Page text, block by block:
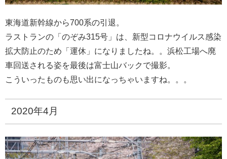
東海道新幹線から700系の引退。
ラストランの「のぞみ315号」は、新型コロナウイルス感染
拡大防止のため「運休」になりましたね。。浜松工場へ廃
車回送される姿を最後は富士山バックで撮影。
こういったものも思い出になっちゃいますね。。。
2020年4月